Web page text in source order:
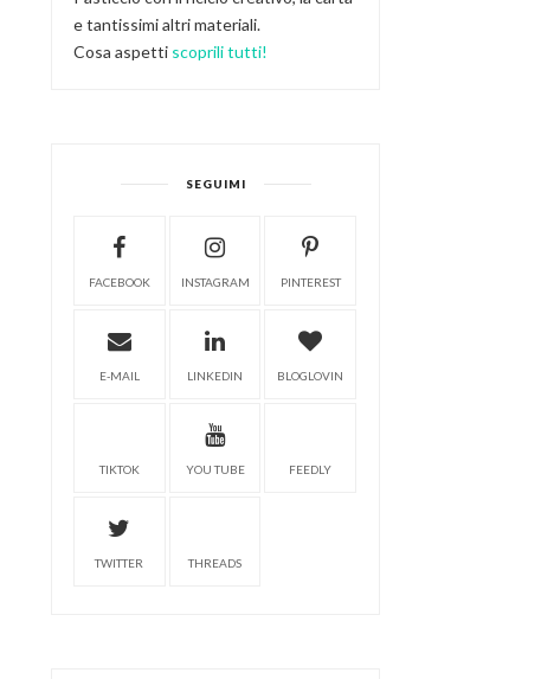
e tantissimi altri materiali.
Cosa aspetti scoprili tutti!
SEGUIMI
FACEBOOK INSTAGRAM PINTEREST
E-MAIL LINKEDIN BLOGLOVIN
TIKTOK YOU TUBE FEEDLY
TWITTER THREADS